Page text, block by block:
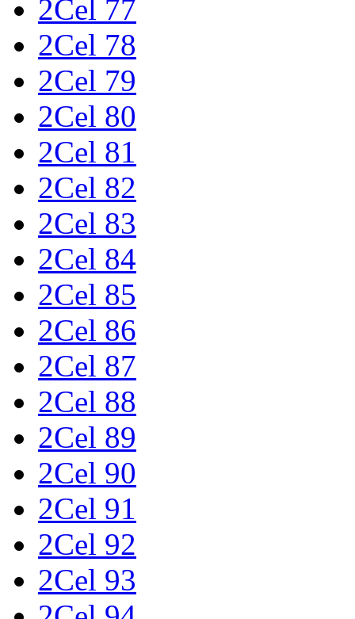
2Cel 77
2Cel 78
2Cel 79
2Cel 80
2Cel 81
2Cel 82
2Cel 83
2Cel 84
2Cel 85
2Cel 86
2Cel 87
2Cel 88
2Cel 89
2Cel 90
2Cel 91
2Cel 92
2Cel 93